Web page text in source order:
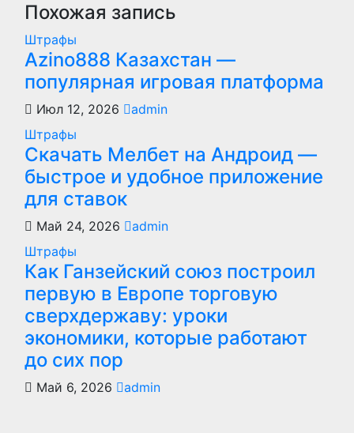
Похожая запись
Штрафы
Azino888 Казахстан —
популярная игровая платформа
Июл 12, 2026
admin
Штрафы
Скачать Мелбет на Андроид —
быстрое и удобное приложение
для ставок
Май 24, 2026
admin
Штрафы
Как Ганзейский союз построил
первую в Европе торговую
сверхдержаву: уроки
экономики, которые работают
до сих пор
Май 6, 2026 admin